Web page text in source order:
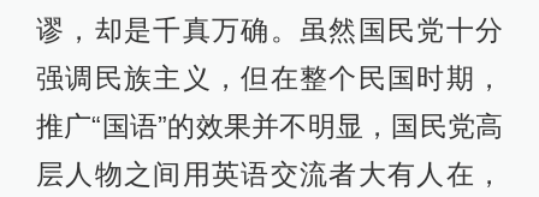
谬，却是千真万确。虽然国民党十分
强调民族主义，但在整个民国时期，
推广“国语”的效果并不明显，国民党高
层人物之间用英语交流者大有人在，